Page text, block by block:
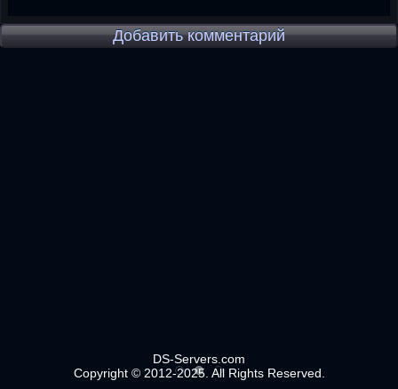
Добавить комментарий
DS-Servers.com
Copyright © 2012-2025. All Rights Reserved.